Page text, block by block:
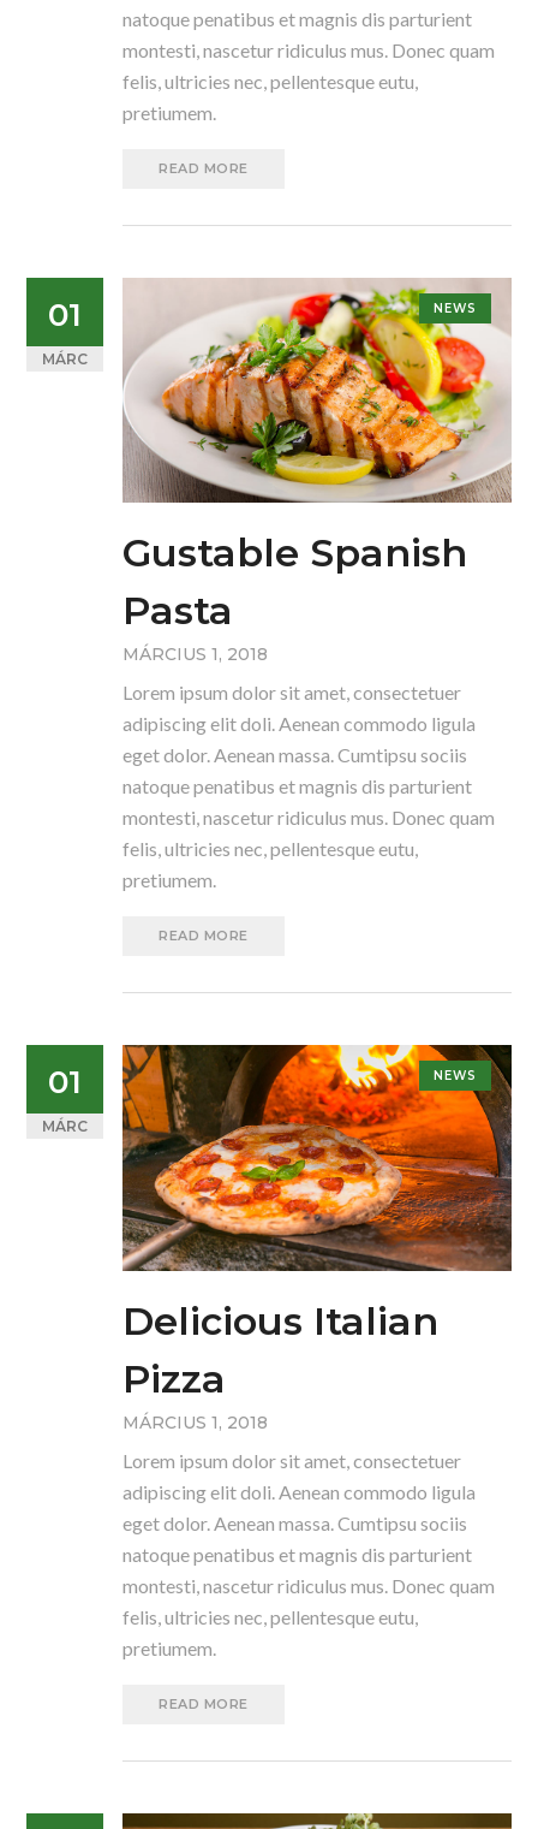
natoque penatibus et magnis dis parturient
montesti, nascetur ridiculus mus. Donec quam
felis, ultricies nec, pellentesque eutu,
pretiumem.
READ MORE
01
MÁRC
NEWS
Gustable Spanish
Pasta
MÁRCIUS 1, 2018
Lorem ipsum dolor sit amet, consectetuer
adipiscing elit doli. Aenean commodo ligula
eget dolor. Aenean massa. Cumtipsu sociis
natoque penatibus et magnis dis parturient
montesti, nascetur ridiculus mus. Donec quam
felis, ultricies nec, pellentesque eutu,
pretiumem.
READ MORE
01
MÁRC
NEWS
Delicious Italian
Pizza
MÁRCIUS 1, 2018
Lorem ipsum dolor sit amet, consectetuer
adipiscing elit doli. Aenean commodo ligula
eget dolor. Aenean massa. Cumtipsu sociis
natoque penatibus et magnis dis parturient
montesti, nascetur ridiculus mus. Donec quam
felis, ultricies nec, pellentesque eutu,
pretiumem.
READ MORE